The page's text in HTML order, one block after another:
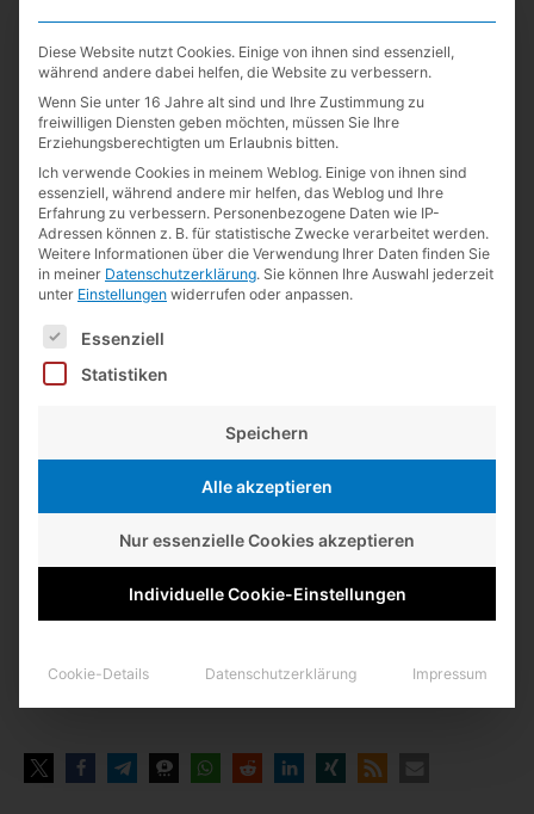
Vorgestern, ohne Klammern
20. November 2022/ Papier/Büromaterial,Museum,Reklame
2 Kommentare
Dachte ich bis­her, das Hef­ten ohne Klam­mern sei eine ver­
Anzei­gen im Kata­log für Büro-​Bedarf von A. Wal­ter Schrei­ber,
Schon vor über 80 Jah­ren konn­ten der „Mul­ti­fix“ und der „Hef­
tex“ Blät­ter ohne Klam­mern und Draht zusam­men­hal­ten, wobei
mich die Schlaufe des letz­te­ren an die erin­nert, die der
nacs von Kokuyoin das Papier ein­bringt. – Inter­es­sant zu wis­
Gerät sie erst­mals umge­setzt wurde.
Diese Website nutzt Cookies. Einige von ihnen sind essenziell,
während andere dabei helfen, die Website zu verbessern.
Wenn Sie unter 16 Jahre alt sind und Ihre Zustimmung zu
freiwilligen Diensten geben möchten, müssen Sie Ihre
Erziehungsberechtigten um Erlaubnis bitten.
Ich verwende Cookies in meinem Weblog. Einige von ihnen sind
essenziell, während andere mir helfen, das Weblog und Ihre
Erfahrung zu verbessern. Personenbezogene Daten wie IP-
Adressen können z. B. für statistische Zwecke verarbeitet werden.
Weitere Informationen über die Verwendung Ihrer Daten finden Sie
in meiner Datenschutzerklärung. Sie können Ihre Auswahl jederzeit
unter Einstellungen widerrufen oder anpassen.
Es folgt eine Liste der Service-Gruppen, für die eine
Essenziell
Statistiken
Speichern
Alle akzeptieren
Nur essenzielle Cookies akzeptieren
Individuelle Cookie-Einstellungen
Cookie-Details Datenschutzerklärung Impressum